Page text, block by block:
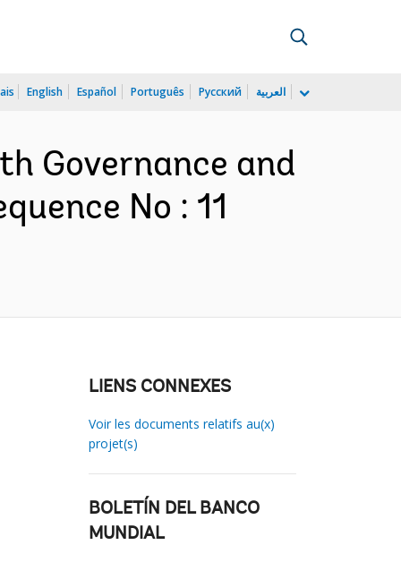
English Español Português Русский العربية
Governance and
No : 11
LIENS CONNEXES
Voir les documents relatifs au(x)
projet(s)
BOLETÍN DEL BANCO
MUNDIAL